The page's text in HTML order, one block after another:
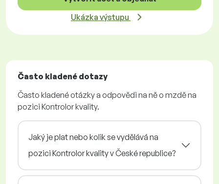
Ukázka výstupu
Často kladené dotazy
Často kladené otázky a odpovědi na ně o mzdě na
pozici Kontrolor kvality.
Jaký je plat nebo kolik se vydělává na
pozici Kontrolor kvality v České republice?